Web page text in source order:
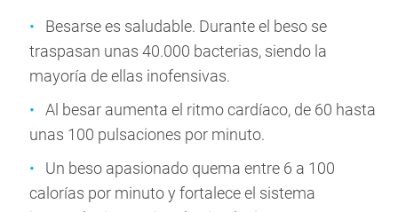
Besarse es saludable. Durante el beso se
traspasan unas 40.000 bacterias, siendo la
mayoría de ellas inofensivas.
Al besar aumenta el ritmo cardíaco, de 60 hasta
unas 100 pulsaciones por minuto.
Un beso apasionado quema entre 6 a 100
calorías por minuto y fortalece el sistema